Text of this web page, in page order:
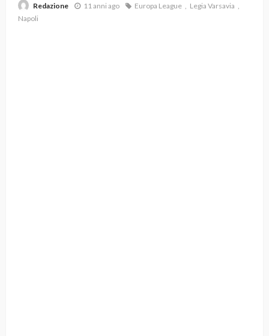
Redazione 11 anni ago Europa League
Legia Varsavia
Napoli